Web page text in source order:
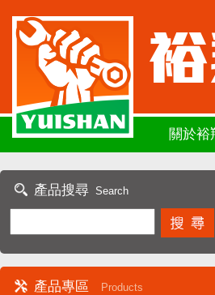
關於裕
產品搜尋 Search
產品專區 Products